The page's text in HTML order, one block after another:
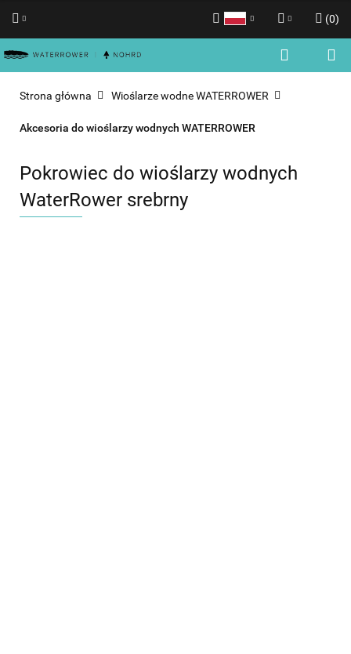
Zaloguj się
Zgody cookies
(0)
Strona główna Wioślarze wodne WATERROWER
Akcesoria do wioślarzy wodnych WATERROWER
Pokrowiec do wioślarzy wodnych
WaterRower srebrny